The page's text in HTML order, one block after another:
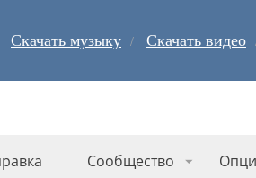
Скачать музыку Скачать видео
Сообщество